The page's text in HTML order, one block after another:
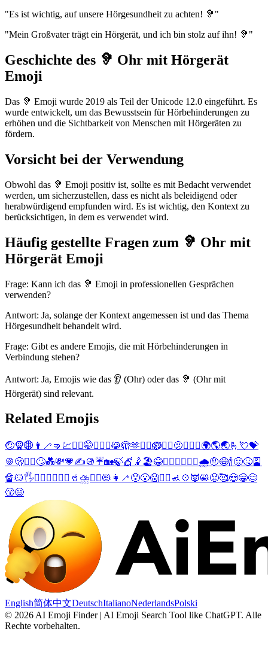
"Es ist wichtig, auf unsere Hörgesundheit zu achten! 🦻"
"Mein Großvater trägt ein Hörgerät, und ich bin stolz auf ihn! 🦻"
Geschichte des 🦻 Ohr mit Hörgerät
Emoji
Das 🦻 Emoji wurde 2019 als Teil der Unicode 12.0 eingeführt. Es
wurde entwickelt, um das Bewusstsein für Hörbehinderungen zu
erhöhen und die Sichtbarkeit von Menschen mit Hörgeräten zu
fördern.
Vorsicht bei der Verwendung
Obwohl das 🦻 Emoji positiv ist, sollte es mit Bedacht verwendet
werden, um sicherzustellen, dass es nicht als beleidigend oder
herabwürdigend empfunden wird. Es ist wichtig, den Kontext zu
berücksichtigen, in dem es verwendet wird.
Häufig gestellte Fragen zum 🦻 Ohr mit
Hörgerät Emoji
Frage: Kann ich das 🦻 Emoji in professionellen Gesprächen
verwenden?
Antwort: Ja, solange der Kontext angemessen ist und das Thema
Hörgesundheit behandelt wird.
Frage: Gibt es andere Emojis, die mit Hörbehinderungen in
Verbindung stehen?
Antwort: Ja, Emojis wie das 👂 (Ohr) oder das 🦻 (Ohr mit
Hörgerät) sind relevant.
Related Emojis
🤕🧕🌐 👨‍🦯 🤜 💹👳‍♂️🤭👨‍❤️‍👨😹🫣🫶👰‍♂️🪺👰‍♀️🫤😵‍💫 🤸🌍🌎🌏🫰 💘💝
👳🫢👳‍♀️🙄💑💸💗✍️🚯☔🏡🍃💇 🤾 🏖️😂👩‍❤️‍👨 👩‍❤️‍👩🌧️🤨😷🍾😛🤒🎴
🔏😼🖐️💁‍♂️ 💇‍♂️ 🤾‍♂️ 🥤 ⛈️👯‍♂️😻 👩‍🦯😵😮😱👯‍♀️ 🚮 💠👿😸😤🥰😍😁😊
😙😄
English简体中文DeutschItalianoNederlandsPolski
© 2026 AI Emoji Finder | AI Emoji Search Tool like ChatGPT. Alle
Rechte vorbehalten.